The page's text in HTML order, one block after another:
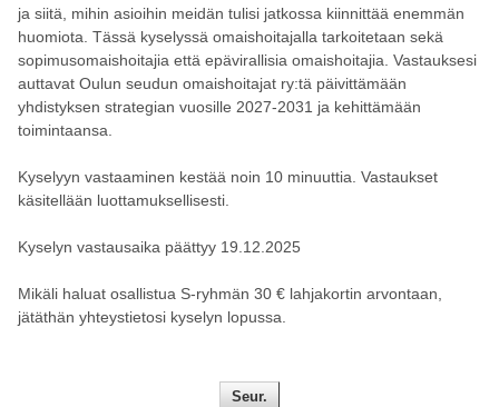
ja siitä, mihin asioihin meidän tulisi jatkossa kiinnittää enemmän
huomiota. Tässä kyselyssä omaishoitajalla tarkoitetaan sekä
sopimusomaishoitajia että epävirallisia omaishoitajia. Vastauksesi
auttavat Oulun seudun omaishoitajat ry:tä päivittämään
yhdistyksen strategian vuosille 2027-2031 ja kehittämään
toimintaansa.
Kyselyyn vastaaminen kestää noin 10 minuuttia. Vastaukset
käsitellään luottamuksellisesti.
Kyselyn vastausaika päättyy 19.12.2025
Mikäli haluat osallistua S-ryhmän 30 € lahjakortin arvontaan,
jätäthän yhteystietosi kyselyn lopussa.